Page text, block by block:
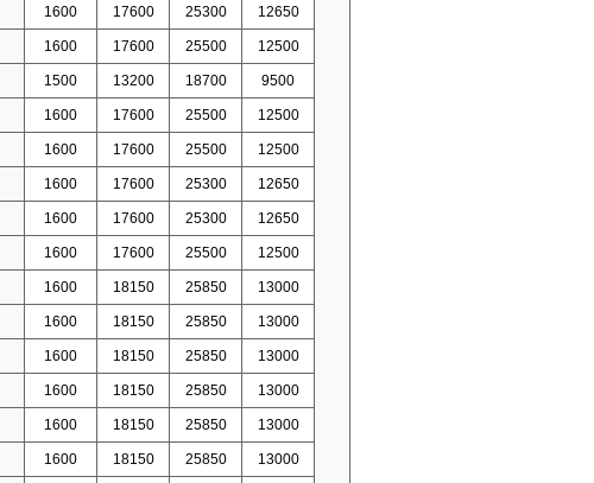
1600 17600 25300 12650
1600 17600 25500 12500
1500 13200 18700 9500
1600 17600 25500 12500
1600 17600 25500 12500
1600 17600 25300 12650
1600 17600 25300 12650
1600 17600 25500 12500
1600 18150 25850 13000
1600 18150 25850 13000
1600 18150 25850 13000
1600 18150 25850 13000
1600 18150 25850 13000
1600 18150 25850 13000